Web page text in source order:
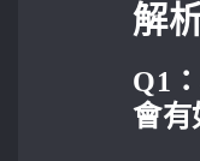
解
Q1
會有